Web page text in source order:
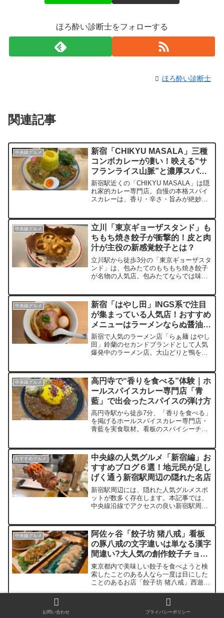
ほろ酔い診断士をフォローする
ほろ酔い診断士
関連記事
中央線グルメ
新宿「CHIKYU MASALA」三種
コンボカレーが凄い！映える“サ
フランライス山脈”と濃厚スパイ
ス
新宿駅近くの「CHIKYU MASALA」は隠
れ家的カレー専門店。自慢の本格スパイ
スカレーは、香り・辛さ・旨みが絶妙に
もちろん日替わりカレーも充実。新宿の
雑居ビルの狭小空間で抜群の映えと刺激
的なスパイスカレーを味わえる至福の時
間を紹介。
中央線グルメ
立川「東京ギョーザスタンド」も
ちもち焼き餃子が衝撃的！皮と肉
汁が主役の新感覚餃子とは？
立川駅から徒歩3分の「東京ギョーザスタ
ンド」は、包みたてのもちもち焼き餃子
が名物の人気店。包みたてならでは味わ
美味しさが味わえます。ヨダレ鴨や海老
玉子チャーハンなど一品料理も充実。映
えグルメやデート、女子会にもおすすめ
の一軒を実食レポート！
中央線グルメ
新宿「はやし田」INGS系で注目
が集まっている人気店！おすすめ
メニューはラーメンならぬ醤油ら
ぁ麺
新宿で人気のラーメン店「らぁ麺 はやし
田」鈴蘭のセカンドブランドとして人気
爆発中のラーメン店。大山どりと鴨を贅
あるかえしの抜群の組合せ。麺は菅野製
麺製でつるつるとした食感が最高の喉ご
しを演出する。ランチ等のピーク時には
行列必死！
中央線グルメ
高円寺で“香りを食べる”体験｜ホ
ールスパイスカレー専門店「青
藍」で出会ったスパイスの弾け方
高円寺駅から徒歩7分、「香りを食べる」
を掲げるホールスパイスカレー専門店・
青藍を実食取材。看板のスパイシーチキ
り・味・食感を正直に記録。ホールスパ
イスが口の中で弾ける独自のカレー体験
や、副菜と混ぜることで変化する味わ
い、混雑時の注意点まで体験ベースで詳
しく紹介する。
おすすめグルメ
中央線の人気グルメ「新宿編」お
すすめブログ６選！地元民が足し
げく通う新宿駅周辺の隠れた名店
新宿駅周辺には、隠れた人気グルメスポ
ットが数多く存在します。本記事では、
中央線沿線でアクセスの良い新宿駅周辺
特徴やおすすめメニューなど詳しく解
説！新宿でランチやディナー情報をお探
しの方必見！中央線沿線のグルメ探索に
興味がある方はぜひご覧ください。
中央線グルメ
阿佐ヶ谷「餃子坊 猪八戒」看板
の豚八戒の文字違いは単なる漢字
間違い?大人気の創作餃子チョハ
ッカイ
東京都内で美味しい餃子を食べようと検
索したことのある人なら一度は目にした
ことのあるお店「餃子坊 猪八戒」西遊記
違いの看板が特徴的なお店は餃子といえ
ば東京都内屈指の人気店の一つ。店名の
漢字を間違えてしまうようなお茶目な店
お問い合わせ プライバシーポリシー